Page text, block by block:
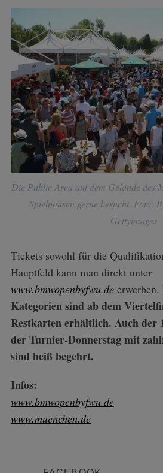
Die Public Area auf dem Gelände des
Spielpausen gerne besucht. Foto:
Gettyimages
Tickets sowohl für die
Hauptfeld kann man direkt unter
www.bmwopenbyfwu.de erwerben.
Kategorien sind ab dem
Restkarten erhältlich. Auch der
der Turnier-Donnerstag mit
sind heiß begehrt.
Infos:
www.bmwopenbyfwu.de
www.muenchen.de
S
e
a
o